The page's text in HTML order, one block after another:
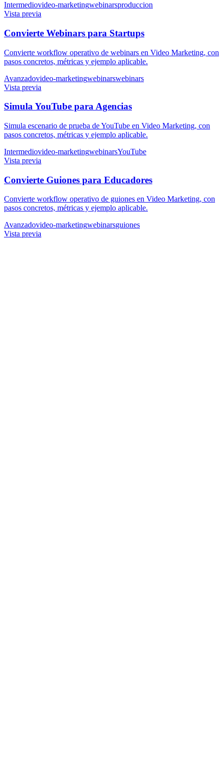
Intermediovideo-marketingwebinarsproduccion
Vista previa
Convierte Webinars para Startups
Convierte workflow operativo de webinars en Video Marketing, con
pasos concretos, métricas y ejemplo aplicable.
Avanzadovideo-marketingwebinarswebinars
Vista previa
Simula YouTube para Agencias
Simula escenario de prueba de YouTube en Video Marketing, con
pasos concretos, métricas y ejemplo aplicable.
Intermediovideo-marketingwebinarsYouTube
Vista previa
Convierte Guiones para Educadores
Convierte workflow operativo de guiones en Video Marketing, con
pasos concretos, métricas y ejemplo aplicable.
Avanzadovideo-marketingwebinarsguiones
Vista previa